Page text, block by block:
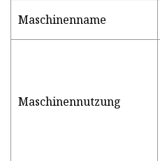
Maschinenname
Maschinennutzung